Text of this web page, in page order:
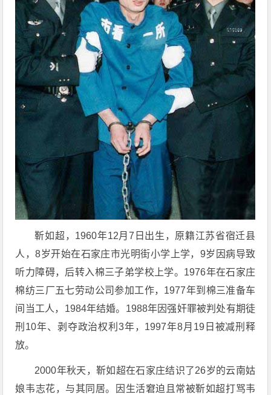
靳如超，1960年12月7日出生，原籍江苏省宿迁县
人，8岁开始在石家庄市光明街小学上学，9岁因病导致
听力障碍，后转入棉三子弟学校上学。1976年在石家庄
棉纺三厂五七劳动公司参加工作，1977年到棉三准备车
间当工人，1984年结婚。1988年因强奸罪被判处有期徒
刑10年、剥夺政治权利3年，1997年8月19日被减刑释
放。
2000年秋天，靳如超在石家庄结识了26岁的云南姑
娘韦志花，与其同居。因生活窘迫且常被靳如超打骂韦